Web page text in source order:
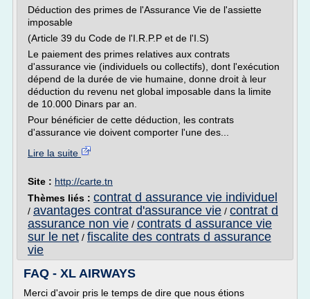
Déduction des primes de l'Assurance Vie de l'assiette
imposable
(Article 39 du Code de l'I.R.P.P et de l'I.S)
Le paiement des primes relatives aux contrats
d'assurance vie (individuels ou collectifs), dont l'exécution
dépend de la durée de vie humaine, donne droit à leur
déduction du revenu net global imposable dans la limite
de 10.000 Dinars par an.
Pour bénéficier de cette déduction, les contrats
d'assurance vie doivent comporter l'une des...
Lire la suite
Site : http://carte.tn
Thèmes liés : contrat d assurance vie individuel
/ avantages contrat d'assurance vie / contrat d
assurance non vie / contrats d assurance vie
sur le net / fiscalite des contrats d assurance
vie
FAQ - XL AIRWAYS
Merci d'avoir pris le temps de dire que nous étions